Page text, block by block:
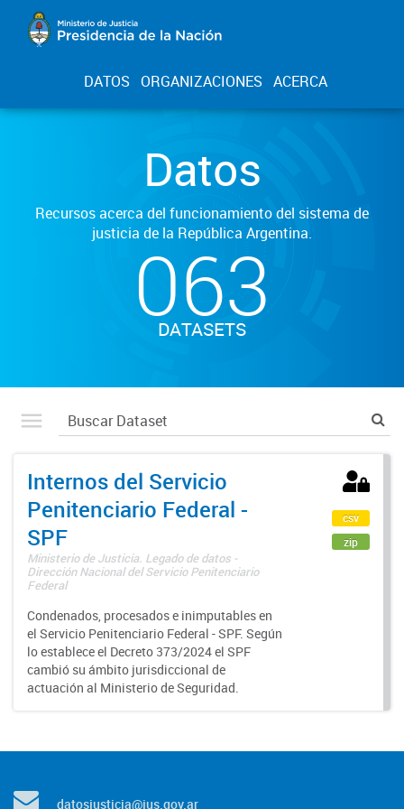
DATOS ORGANIZACIONES ACERCA
Datos
Recursos acerca del funcionamiento del sistema de
justicia de la República Argentina.
063
DATASETS
Internos del Servicio
Penitenciario Federal -
SPF
Ministerio de Justicia. Legado de datos -
Dirección Nacional del Servicio Penitenciario
Federal
Condenados, procesados e inimputables en
el Servicio Penitenciario Federal - SPF. Según
lo establece el Decreto 373/2024 el SPF
cambió su ámbito jurisdiccional de
actuación al Ministerio de Seguridad.
csv
zip
datosjusticia@jus.gov.ar